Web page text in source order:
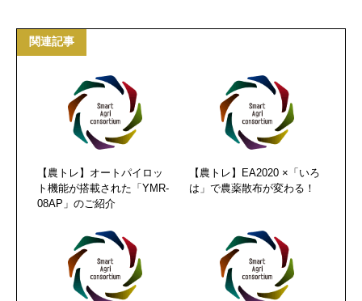
関連記事
【農トレ】オートパイロッ
ト機能が搭載された「YMR-
08AP」のご紹介
【農トレ】EA2020 ×「いろ
は」で農薬散布が変わる！